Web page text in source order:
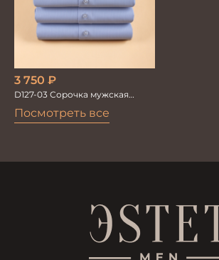
Посмотреть все
3 750 ₽
D127-03 Сорочка мужская